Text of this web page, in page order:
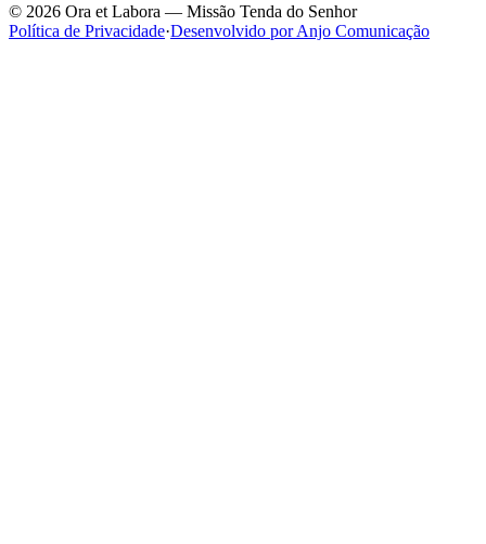
© 2026 Ora et Labora — Missão Tenda do Senhor
Política de Privacidade·Desenvolvido por Anjo Comunicação